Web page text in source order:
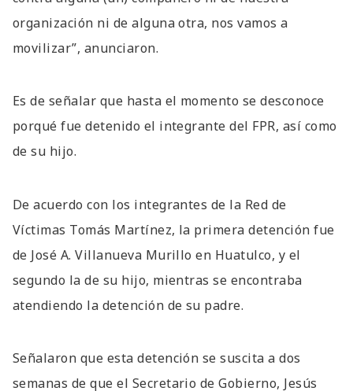
organización ni de alguna otra, nos vamos a
movilizar”, anunciaron.
Es de señalar que hasta el momento se desconoce
porqué fue detenido el integrante del FPR, así como
de su hijo.
De acuerdo con los integrantes de la Red de
Víctimas Tomás Martínez, la primera detención fue
de José A. Villanueva Murillo en Huatulco, y el
segundo la de su hijo, mientras se encontraba
atendiendo la detención de su padre.
Señalaron que esta detención se suscita a dos
semanas de que el Secretario de Gobierno, Jesús